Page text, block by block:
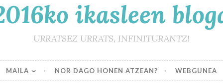
ikasleen
URRATSEZ URRATS, INFINITURANTZ!
MAILA NOR DAGO HONEN ATZEAN? WEBGUNEA